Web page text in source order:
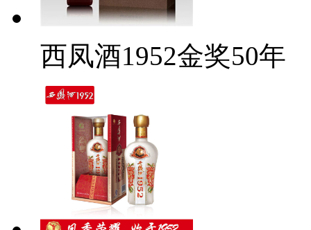
西凤酒1952金奖50年